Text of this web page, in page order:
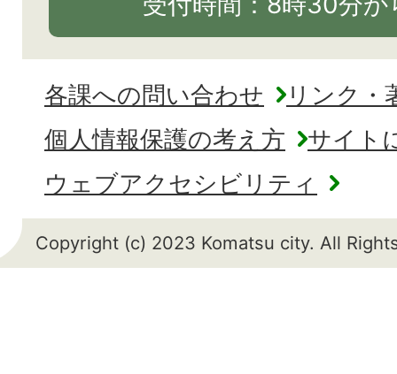
各課への問い合わせ
リンク・
個人情報保護の考え方
サイト
ウェブアクセシビリティ
Copyright (c) 2023 Komatsu city. All